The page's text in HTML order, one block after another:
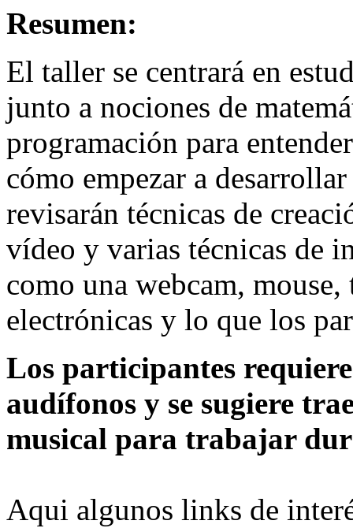
Resumen:
El taller se centrará en
junto a nociones de
programación para
cómo empezar a
revisarán técnicas de
vídeo y varias técnicas de
como una webcam,
electrónicas y lo que los
Los participantes
audífonos y se sugiere
musical para trabajar
Aqui algunos links de